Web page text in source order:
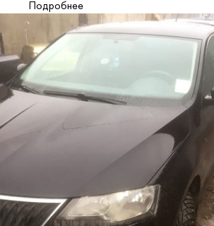
Подробнее